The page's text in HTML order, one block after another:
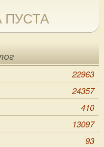
ПУСТА
22963
24357
410
13097
93